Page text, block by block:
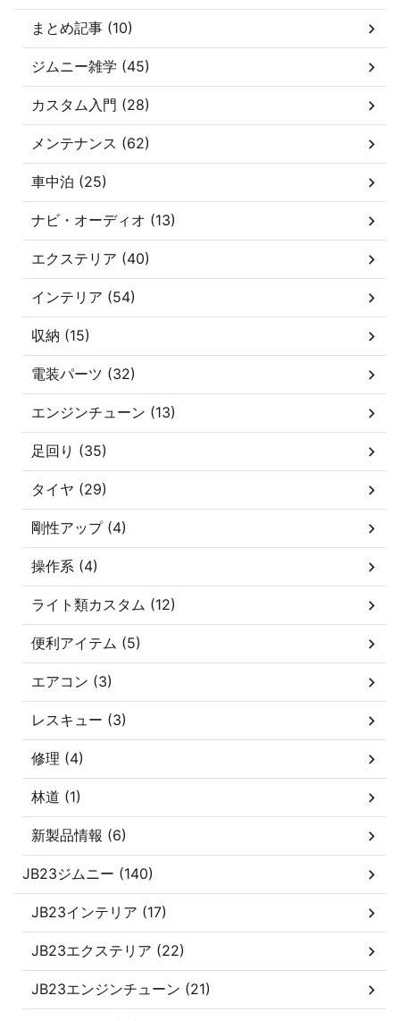
まとめ記事 (10)
ジムニー雑学 (45)
カスタム入門 (28)
メンテナンス (62)
車中泊 (25)
ナビ・オーディオ (13)
エクステリア (40)
インテリア (54)
収納 (15)
電装パーツ (32)
エンジンチューン (13)
足回り (35)
タイヤ (29)
剛性アップ (4)
操作系 (4)
ライト類カスタム (12)
便利アイテム (5)
エアコン (3)
レスキュー (3)
修理 (4)
林道 (1)
新製品情報 (6)
JB23ジムニー (140)
JB23インテリア (17)
JB23エクステリア (22)
JB23エンジンチューン (21)